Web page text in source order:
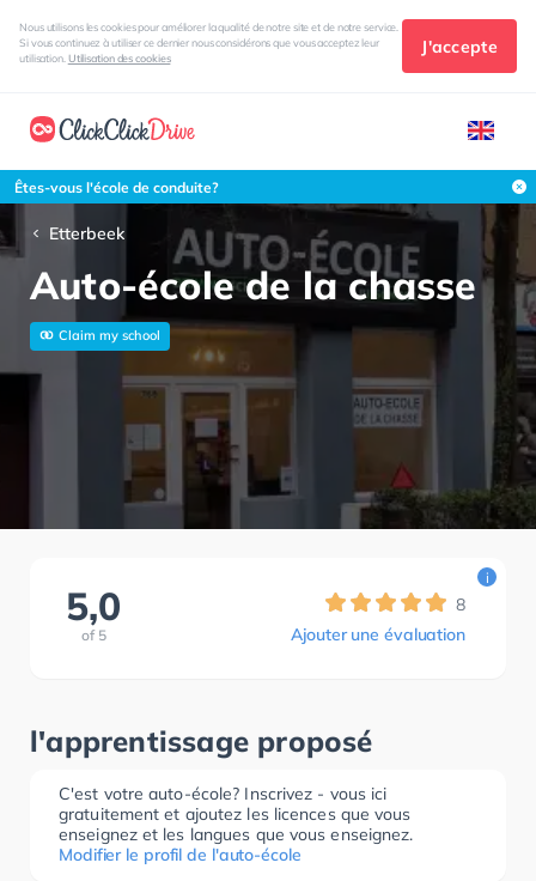
Nous utilisons les cookies pour améliorer la qualité de notre site et de notre service.
Si vous continuez à utiliser ce dernier nous considérons que vous acceptez leur
utilisation. Utilisation des cookies
J'accepte
Êtes-vous l'école de conduite?
Etterbeek
Auto-école de la chasse
Claim my school
5,0
of 5
8
Ajouter une évaluation
i
l'apprentissage proposé
C'est votre auto-école? Inscrivez - vous ici
gratuitement et ajoutez les licences que vous
enseignez et les langues que vous enseignez.
Modifier le profil de l'auto-école